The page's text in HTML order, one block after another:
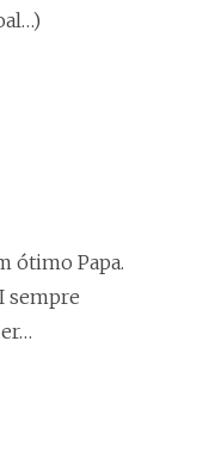
ótimo Papa.
sempre